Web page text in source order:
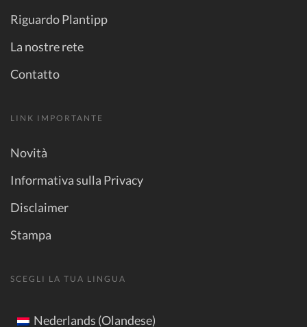
Riguardo Plantipp
La nostre rete
Contatto
LINK IMPORTANTE
Novità
Informativa sulla Privacy
Disclaimer
Stampa
SCEGLI LA TUA LINGUA
Nederlands (Olandese)